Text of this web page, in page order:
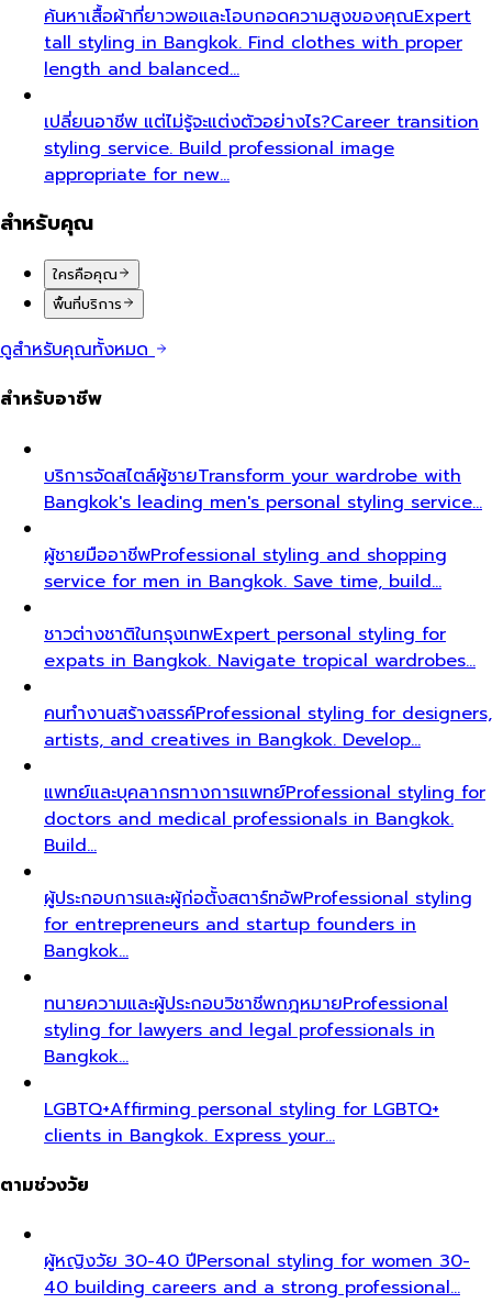
ค้นหาเสื้อผ้าที่ยาวพอและโอบกอดความสูงของคุณExpert
tall styling in Bangkok. Find clothes with proper
length and balanced…
เปลี่ยนอาชีพ แต่ไม่รู้จะแต่งตัวอย่างไร?Career transition
styling service. Build professional image
appropriate for new…
สำหรับคุณ
ใครคือคุณ
พื้นที่บริการ
ดูสำหรับคุณทั้งหมด
สำหรับอาชีพ
บริการจัดสไตล์ผู้ชายTransform your wardrobe with
Bangkok's leading men's personal styling service…
ผู้ชายมืออาชีพProfessional styling and shopping
service for men in Bangkok. Save time, build…
ชาวต่างชาติในกรุงเทพExpert personal styling for
expats in Bangkok. Navigate tropical wardrobes…
คนทำงานสร้างสรรค์Professional styling for designers,
artists, and creatives in Bangkok. Develop…
แพทย์และบุคลากรทางการแพทย์Professional styling for
doctors and medical professionals in Bangkok.
Build…
ผู้ประกอบการและผู้ก่อตั้งสตาร์ทอัพProfessional styling
for entrepreneurs and startup founders in
Bangkok…
ทนายความและผู้ประกอบวิชาชีพกฎหมายProfessional
styling for lawyers and legal professionals in
Bangkok…
LGBTQ+Affirming personal styling for LGBTQ+
clients in Bangkok. Express your…
ตามช่วงวัย
ผู้หญิงวัย 30-40 ปีPersonal styling for women 30-
40 building careers and a strong professional…